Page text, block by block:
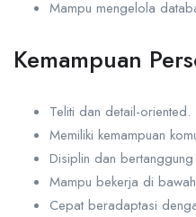
Mampu mengelola
Kemampuan
Teliti dan detail-oriented.
Memiliki kemampuan
Disiplin dan
Mampu bekerja di
Cepat beradaptasi